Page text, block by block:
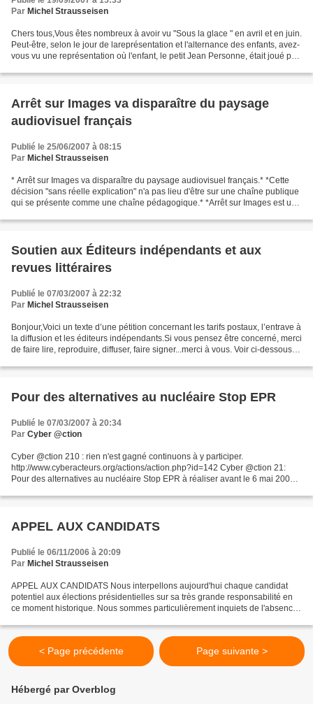
Par Michel Strausseisen
Chers tous,Vous êtes nombreux à avoir vu "Sous la glace " en avril et en juin.
Peut-être, selon le jour de lareprésentation et l'alternance des enfants, avez-
vous vu une représentation où l'enfant, le petit Jean Personne, était joué par
Arrêt sur Images va disparaître du paysage
audiovisuel français
Publié le 25/06/2007 à 08:15
Par Michel Strausseisen
* Arrêt sur Images va disparaître du paysage audiovisuel français.* *Cette
décision "sans réelle explication" n'a pas lieu d'être sur une chaîne publique
qui se présente comme une chaîne pédagogique.* *Arrêt sur Images est une
Soutien aux Éditeurs indépendants et aux
revues littéraires
Publié le 07/03/2007 à 22:32
Par Michel Strausseisen
Bonjour,Voici un texte d’une pétition concernant les tarifs postaux, l’entrave à
la diffusion et les éditeurs indépendants.Si vous pensez être concerné, merci
de faire lire, reproduire, diffuser, faire signer...merci à vous. Voir ci-dessous,
Pour des alternatives au nucléaire Stop EPR
Publié le 07/03/2007 à 20:34
Par Cyber @ction
Cyber @ction 210 : rien n'est gagné continuons à y participer.
http://www.cyberacteurs.org/actions/action.php?id=142 Cyber @ction 21:
Pour des alternatives au nucléaire Stop EPR à réaliser avant le 6 mai 2007
APPEL AUX CANDIDATS
Publié le 06/11/2006 à 20:09
Par Michel Strausseisen
APPEL AUX CANDIDATS Nous interpellons aujourd'hui chaque candidat
potentiel aux élections présidentielles sur sa très grande responsabilité en
ce moment historique. Nous sommes particulièrement inquiets de l'absence
< Page précédente Page suivante >
Hébergé par Overblog